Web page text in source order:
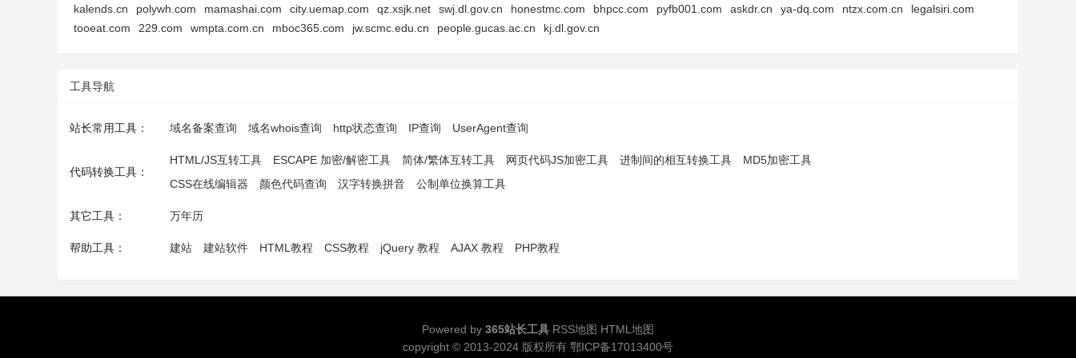
kalends.cn polywh.com mamashai.com city.uemap.com qz.xsjk.net swj.dl.gov.cn honestmc.com bhpcc.com pyfb001.com askdr.cn ya-dq.com ntzx.com.cn
legalsiri.com
tooeat.com
229.com wmpta.com.cn mboc365.com jw.scmc.edu.cn people.gucas.ac.cn kj.dl.gov.cn
工具导航
站长常用工具： 域名备案查询 域名whois查询 http状态查询 IP查询 UserAgent查询
代码转换工具：
HTML/JS互转工具 ESCAPE 加密/解密工具 简体/繁体互转工具 网页代码JS加密工具 进制间的相互转换工具
MD5加密工具
CSS在线编辑器
颜色代码查询 汉字转换拼音 公制单位换算工具
其它工具： 万年历
帮助工具： 建站 建站软件 HTML教程 CSS教程 jQuery 教程 AJAX 教程 PHP教程
Powered by 365站长工具 RSS地图 HTML地图
copyright © 2013-2024 版权所有 鄂ICP备17013400号